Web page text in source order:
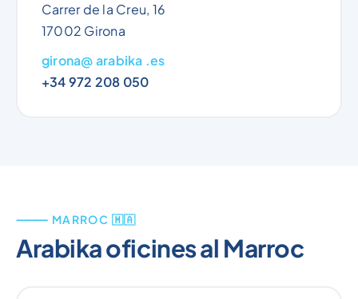
Carrer de la Creu, 16
17002 Girona
girona@ arabika .es
+34 972 208 050
⸻ MARROC 🇲🇦
Arabika oficines al Marroc